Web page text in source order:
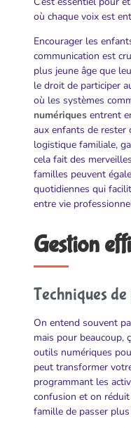
où chaque voix est
Encourager les
communication est
plus jeune âge que
le droit de participer
où les systèmes
numériques entrent
aux enfants de rester
logistique familiale,
cela fait des
familles peuvent
quotidiennes qui
entre vie
Gestion
Techniques
On entend souvent
mais pour beaucoup,
outils numériques
peut transformer
programmant les
confusion et on
famille de passer